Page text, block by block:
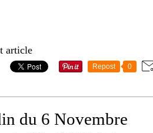
article
Repost 0
du 6 Novembre